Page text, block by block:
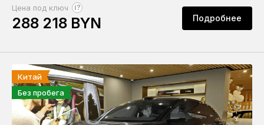
Цена под ключ ?
288 218 BYN Подробнее
Китай
Без пробега